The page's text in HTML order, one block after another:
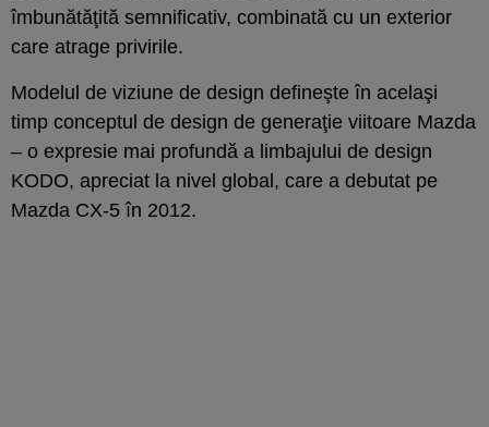
îmbunătăţită semnificativ, combinată cu un exterior
care atrage privirile.
Modelul de viziune de design defineşte în acelaşi
timp conceptul de design de generaţie viitoare Mazda
– o expresie mai profundă a limbajului de design
KODO, apreciat la nivel global, care a debutat pe
Mazda CX-5 în 2012.